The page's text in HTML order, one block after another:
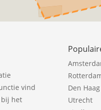
vind
bij het
Den Haag
Utrecht